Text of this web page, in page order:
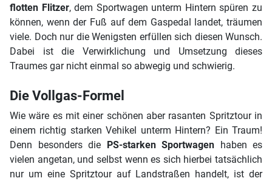
flotten Flitzer, dem Sportwagen unterm Hintern spüren zu
können, wenn der Fuß auf dem Gaspedal landet, träumen
viele. Doch nur die Wenigsten erfüllen sich diesen Wunsch.
Dabei ist die Verwirklichung und Umsetzung dieses
Traumes gar nicht einmal so abwegig und schwierig.
Die Vollgas-Formel
Wie wäre es mit einer schönen aber rasanten Spritztour in
einem richtig starken Vehikel unterm Hintern? Ein Traum!
Denn besonders die PS-starken Sportwagen haben es
vielen angetan, und selbst wenn es sich hierbei tatsächlich
nur um eine Spritztour auf Landstraßen handelt, ist der